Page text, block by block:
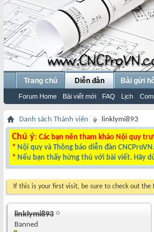
Trang chủ Diễn đàn
Forum Home Bài viết mới FAQ Lịch
Bài gửi
Danh sách Thành viên linklymi893
Chú ý: Các bạn nên tham khảo Nội quy
* Nội quy và Thông báo diễn đàn
* Nếu bạn thấy hứng thú với bài viết. Hãy
If this is your first visit, be sure to check out the
linklymi893
Banned